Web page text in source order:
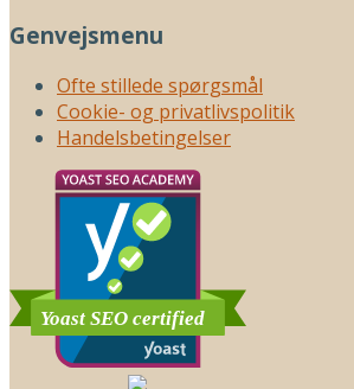
Genvejsmenu
Ofte stillede spørgsmål
Cookie- og privatlivspolitik
Handelsbetingelser